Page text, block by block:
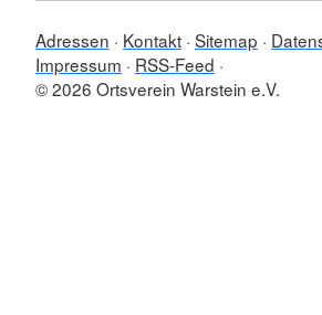
Adressen Kontakt Sitemap
Impressum
RSS-Feed
© 2026 Ortsverein Warstein e.V.